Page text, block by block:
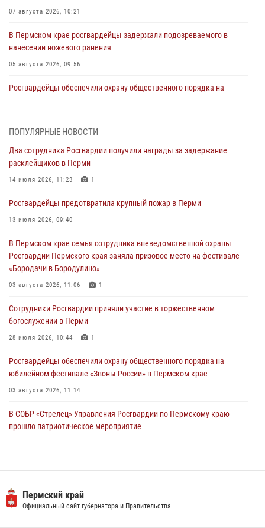
07 августа 2026, 10:21
В Пермском крае росгвардейцы задержали подозреваемого в
нанесении ножевого ранения
05 августа 2026, 09:56
Росгвардейцы обеспечили охрану общественного порядка на
прошло патриотическое мероприятие
03 августа 2026, 11:09
Росгвардии Пермского края заняла призовое место на фестивале
«Бородачи в Бородулино»
В Пермском крае росгвардейцы провели «Урок мужества» для
юных спортсменов
03 августа 2026, 10:59 1
Росгвардеец спас тонущую женщину в Пермском крае
30 июля 2026, 05:19
ПОПУЛЯРНЫЕ НОВОСТИ
Два сотрудника Росгвардии получили награды за задержание
расклейщиков в Перми
14 июля 2026, 11:23 1
Росгвардейцы предотвратила крупный пожар в Перми
13 июля 2026, 09:40
В Пермском крае семья сотрудника вневедомственной охраны
Росгвардии Пермского края заняла призовое место на фестивале
«Бородачи в Бородулино»
03 августа 2026, 11:06 1
Сотрудники Росгвардии приняли участие в торжественном
богослужении в Перми
28 июля 2026, 10:44 1
Росгвардейцы обеспечили охрану общественного порядка на
юбилейном фестивале «Звоны России» в Пермском крае
03 августа 2026, 11:14
В СОБР «Стрелец» Управления Росгвардии по Пермскому краю
прошло патриотическое мероприятие
ветеринарно-санитарной службы с годовщиной образования
13 июля 2026, 10:43
Пермский край
Официальный сайт губернатора и Правительства